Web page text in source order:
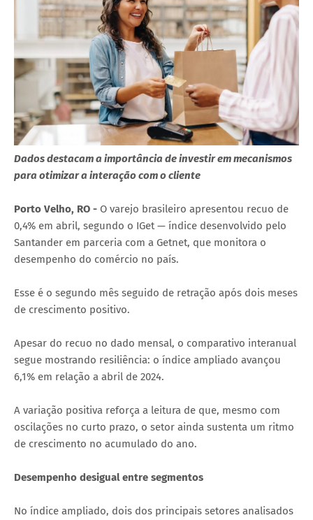
Dados destacam a importância de investir em mecanismos
para otimizar a interação com o cliente
Porto Velho, RO - O varejo brasileiro apresentou recuo de
0,4% em abril, segundo o IGet — índice desenvolvido pelo
Santander em parceria com a Getnet, que monitora o
desempenho do comércio no país.
Esse é o segundo mês seguido de retração após dois meses
de crescimento positivo.
Apesar do recuo no dado mensal, o comparativo interanual
segue mostrando resiliência: o índice ampliado avançou
6,1% em relação a abril de 2024.
A variação positiva reforça a leitura de que, mesmo com
oscilações no curto prazo, o setor ainda sustenta um ritmo
de crescimento no acumulado do ano.
Desempenho desigual entre segmentos
No índice ampliado, dois dos principais setores analisados